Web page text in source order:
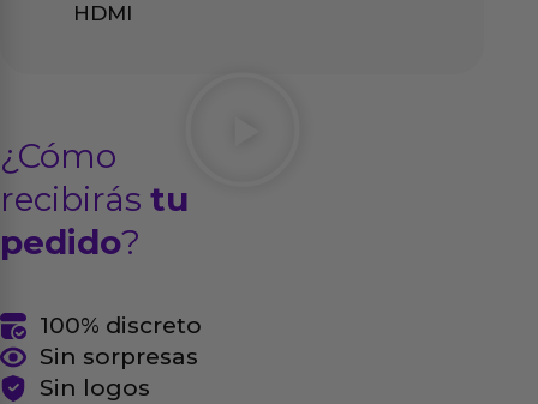
HDMI
¿Cómo
recibirás tu
pedido?
100% discreto
Sin sorpresas
Sin logos